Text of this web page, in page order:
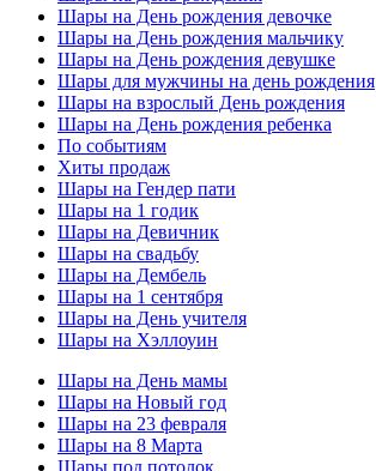
Шары на День рождения девочке
Шары на День рождения мальчику
Шары на День рождения девушке
Шары для мужчины на день рождения
Шары на взрослый День рождения
Шары на День рождения ребенка
По событиям
Хиты продаж
Шары на Гендер пати
Шары на 1 годик
Шары на Девичник
Шары на свадьбу
Шары на Дембель
Шары на 1 сентября
Шары на День учителя
Шары на Хэллоуин
Шары на День мамы
Шары на Новый год
Шары на 23 февраля
Шары на 8 Марта
Шары под потолок